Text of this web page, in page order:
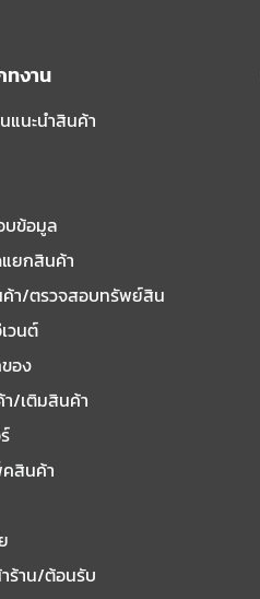
ทงาน
นะนําสินค้า
บข้อมูล
ยกสินค้า
า/ตรวจสอบทรัพย์สิน
วนต์
อง
/เติมสินค้า
สินค้า
ร้าน/ต้อนรับ